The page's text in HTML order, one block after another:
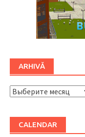
ARHIVĂ
ARHIVĂ
CALENDAR